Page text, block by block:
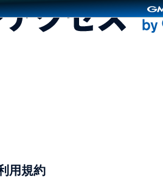
用規約